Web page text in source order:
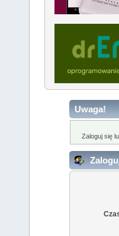
Uwaga!
Zaloguj się